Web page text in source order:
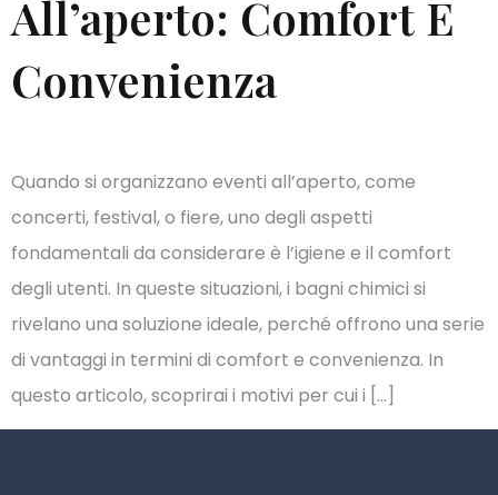
All’aperto: Comfort E
Convenienza
Quando si organizzano eventi all’aperto, come
concerti, festival, o fiere, uno degli aspetti
fondamentali da considerare è l’igiene e il comfort
degli utenti. In queste situazioni, i bagni chimici si
rivelano una soluzione ideale, perché offrono una serie
di vantaggi in termini di comfort e convenienza. In
questo articolo, scoprirai i motivi per cui i […]